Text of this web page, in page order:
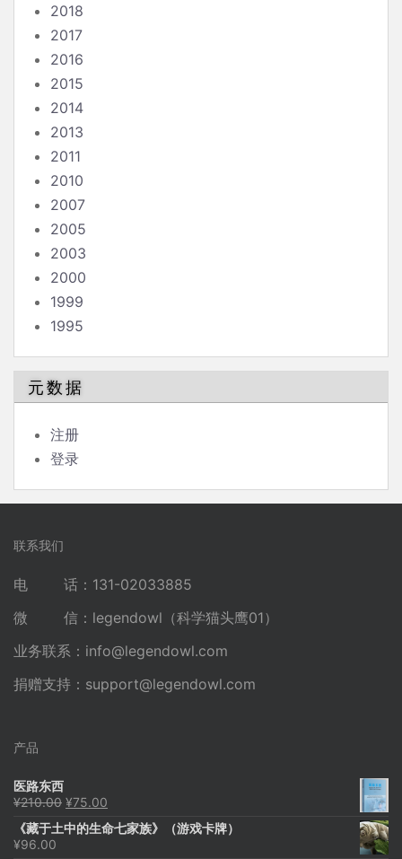
2018
2017
2016
2015
2014
2013
2011
2010
2007
2005
2003
2000
1999
1995
元数据
注册
登录
联系我们
电 话：131-02033885
微 信：legendowl（科学猫头鹰01）
业务联系： info@legendowl.com
捐赠支持： support@legendowl.com
产品
医路东西
¥210.00 原
为：
¥75.00
价
《藏于土中的生命七家族》（游戏卡牌）
¥96.00